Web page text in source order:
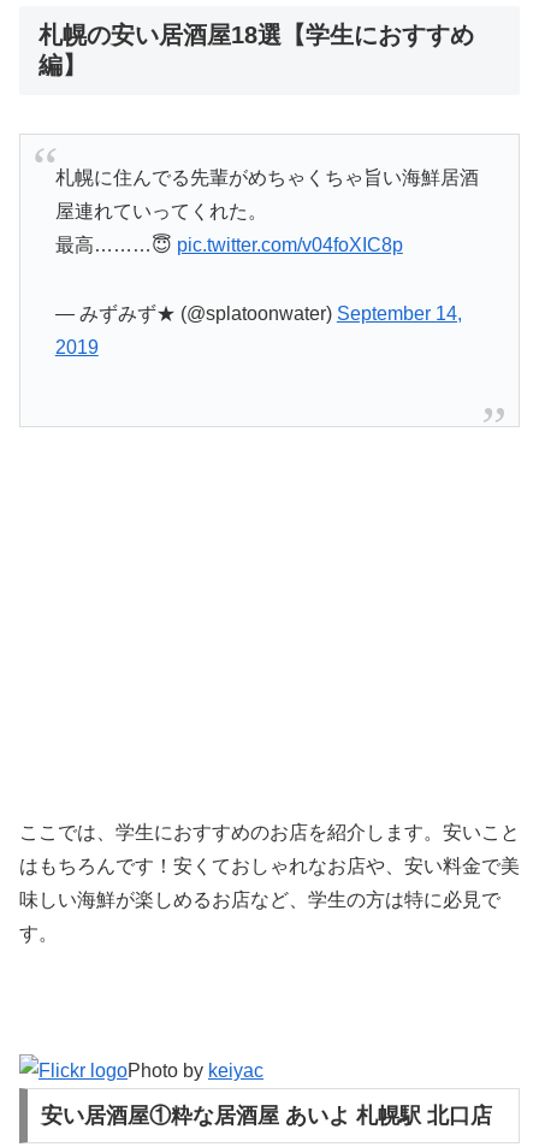
札幌の安い居酒屋18選【学生におすすめ
編】
札幌に住んでる先輩がめちゃくちゃ旨い海鮮居酒
屋連れていってくれた。
最高………😇 pic.twitter.com/v04foXIC8p
— みずみず★ (@splatoonwater) September 14,
2019
ここでは、学生におすすめのお店を紹介します。安いこと
はもちろんです！安くておしゃれなお店や、安い料金で美
味しい海鮮が楽しめるお店など、学生の方は特に必見で
す。
Photo by keiyac
安い居酒屋①粋な居酒屋 あいよ 札幌駅 北口店